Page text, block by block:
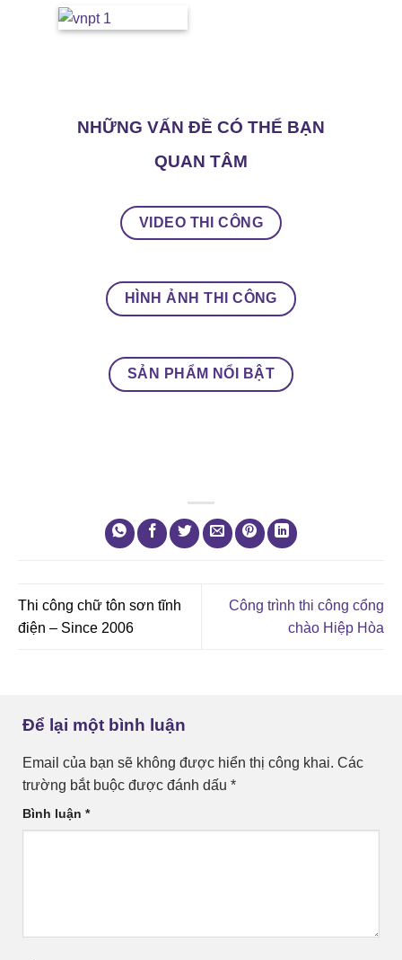
NHỮNG VẤN ĐỀ CÓ THỂ BẠN
QUAN TÂM
VIDEO THI CÔNG
HÌNH ẢNH THI CÔNG
SẢN PHẨM NỔI BẬT
Thi công chữ tôn sơn tĩnh
điện – Since 2006
Công trình thi công cổng
chào Hiệp Hòa
Để lại một bình luận
Email của bạn sẽ không được hiển thị công khai. Các
trường bắt buộc được đánh dấu *
Bình luận *